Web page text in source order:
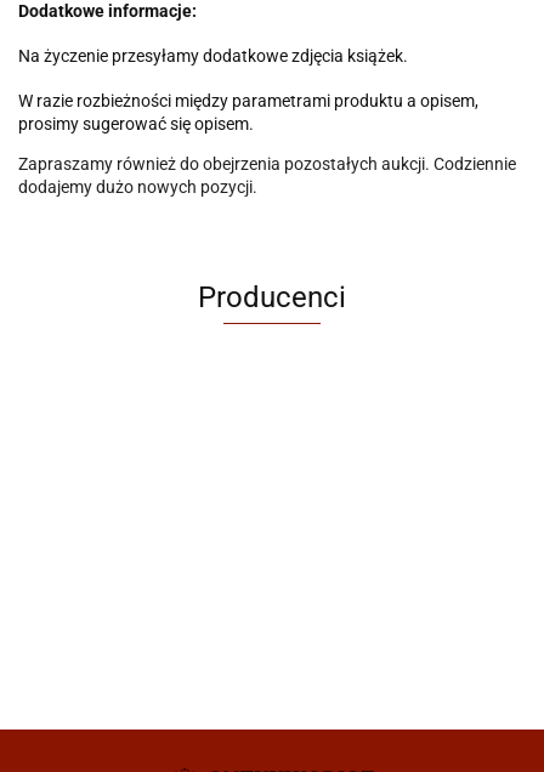
Dodatkowe informacje:
Na życzenie przesyłamy dodatkowe zdjęcia książek.
W razie rozbieżności między parametrami produktu a opisem,
prosimy sugerować się opisem.
Zapraszamy również do obejrzenia pozostałych aukcji. Codziennie
dodajemy dużo nowych pozycji.
Producenci